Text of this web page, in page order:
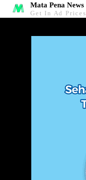
Mata Pena News
Get In Ad Prices